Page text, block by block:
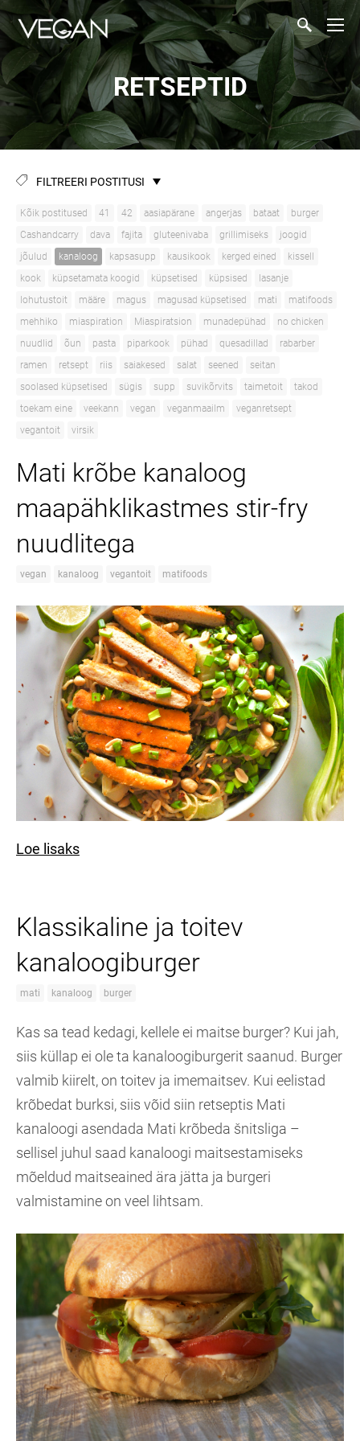
RETSEPTID
FILTREERI POSTITUSI
Kõik postitused 41 42 aasiapärane angerjas bataat
burger
Cashandcarry
dava fajita gluteenivaba grillimiseks
joogid
jõulud
kanaloog kapsasupp kausikook kerged eined
kissell
kook
küpsetamata koogid küpsetised küpsised
lasanje
lohutustoit
määre magus magusad küpsetised mati
matifoods
mehhiko
miaspiration Miaspiratsion munadepühad
no chicken
nuudlid
õun pasta piparkook pühad quesadillad
rabarber
ramen
retsept riis saiakesed salat seened
seitan
soolased küpsetised
sügis supp suvikõrvits taimetoit
takod
toekam eine
veekann vegan veganmaailm
veganretsept
vegantoit
virsik
Mati krõbe kanaloog
maapähklikastmes stir-fry
nuudlitega
vegan kanaloog vegantoit matifoods
Loe lisaks
Klassikaline ja toitev
kanaloogiburger
mati kanaloog burger
Kas sa tead kedagi, kellele ei maitse burger? Kui jah,
siis küllap ei ole ta kanaloogiburgerit saanud. Burger
valmib kiirelt, on toitev ja imemaitsev. Kui eelistad
krõbedat burksi, siis võid siin retseptis Mati
kanaloogi asendada Mati krõbeda šnitsliga –
sellisel juhul saad kanaloogi maitsestamiseks
mõeldud maitseained ära jätta ja burgeri
valmistamine on veel lihtsam.